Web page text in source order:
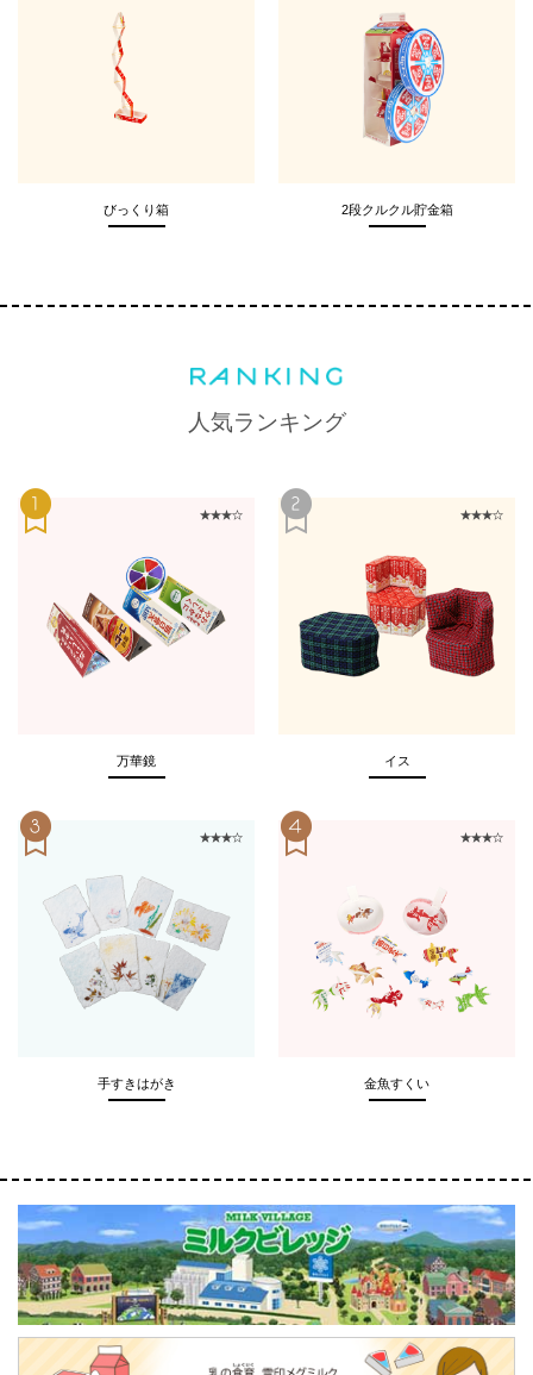
びっくり箱 2段クルクル貯金箱
人気ランキング
万華鏡 イス
手すきはがき 金魚すくい